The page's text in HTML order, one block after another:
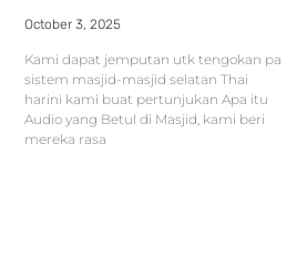
October 3, 2025
Kami dapat jemputan utk tengokan pa
sistem masjid-masjid selatan Thai
harini kami buat pertunjukan Apa itu
Audio yang Betul di Masjid, kami beri
mereka rasa